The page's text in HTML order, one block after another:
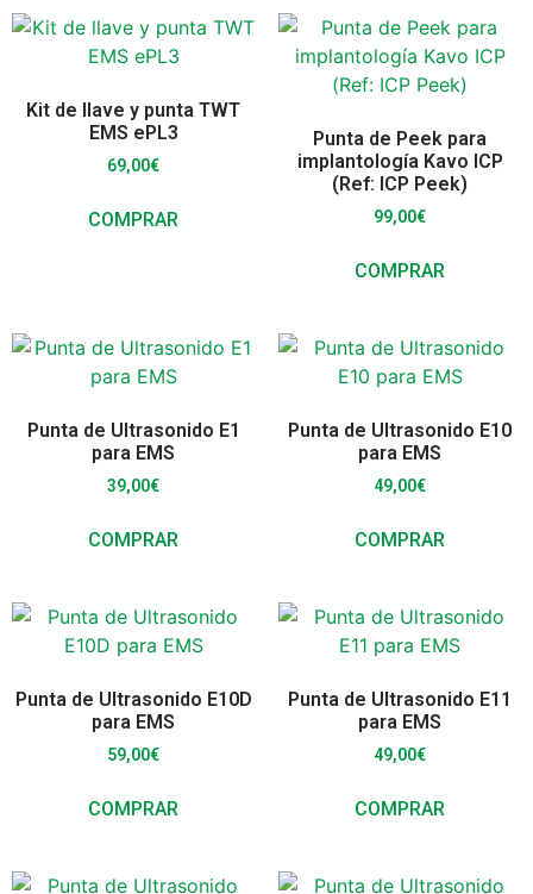
Kit de llave y punta TWT
EMS ePL3
69,00€
COMPRAR
Punta de Peek para
implantología Kavo ICP
(Ref: ICP Peek)
99,00€
COMPRAR
Punta de Ultrasonido E1
para EMS
39,00€
COMPRAR
Punta de Ultrasonido E10
para EMS
49,00€
COMPRAR
Punta de Ultrasonido E10D
para EMS
59,00€
COMPRAR
Punta de Ultrasonido E11
para EMS
49,00€
COMPRAR